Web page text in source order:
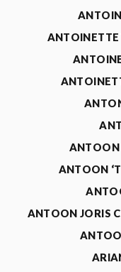
ANTOINETTE
ANTOON
ANTOON
ANTOON JORIS